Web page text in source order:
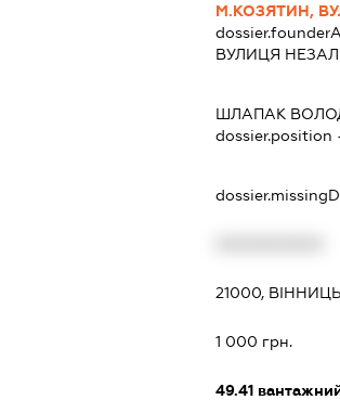
М.КОЗЯТИН,
ВУЛИЦЯ
ШЛАПАК
dossier.position
21000,
1 000 грн.
49.41